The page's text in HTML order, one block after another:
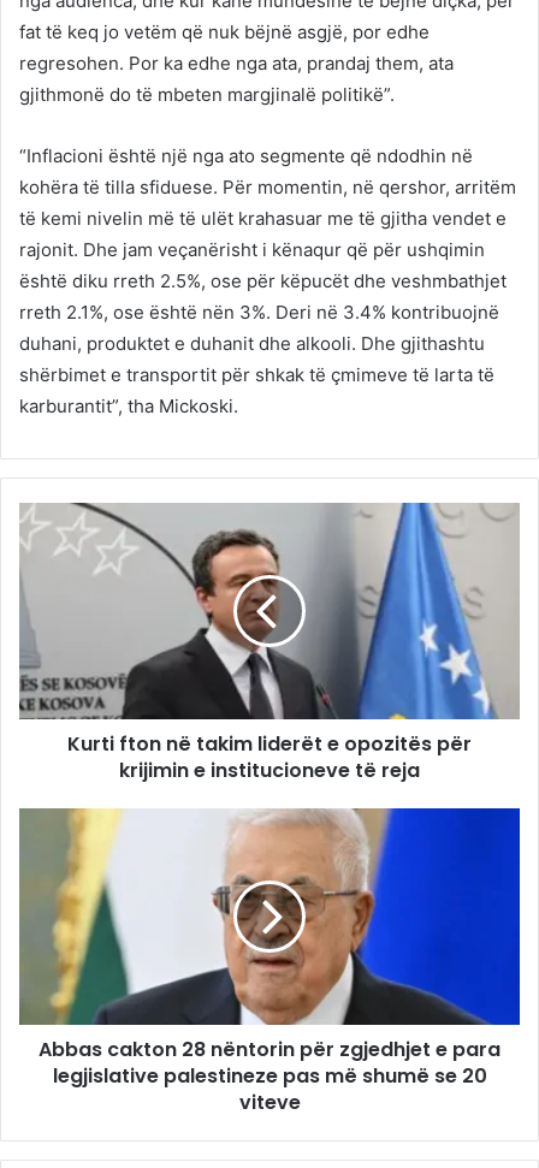
fat të keq jo vetëm që nuk bëjnë asgjë, por edhe
regresohen. Por ka edhe nga ata, prandaj them, ata
gjithmonë do të mbeten margjinalë politikë”.
“Inflacioni është një nga ato segmente që ndodhin në
kohëra të tilla sfiduese. Për momentin, në qershor, arritëm
të kemi nivelin më të ulët krahasuar me të gjitha vendet e
rajonit. Dhe jam veçanërisht i kënaqur që për ushqimin
është diku rreth 2.5%, ose për këpucët dhe veshmbathjet
rreth 2.1%, ose është nën 3%. Deri në 3.4% kontribuojnë
duhani, produktet e duhanit dhe alkooli. Dhe gjithashtu
shërbimet e transportit për shkak të çmimeve të larta të
karburantit”, tha Mickoski.
Kurti fton në takim liderët e opozitës për
krijimin e institucioneve të reja
Abbas cakton 28 nëntorin për zgjedhjet e para
legjislative palestineze pas më shumë se 20
viteve